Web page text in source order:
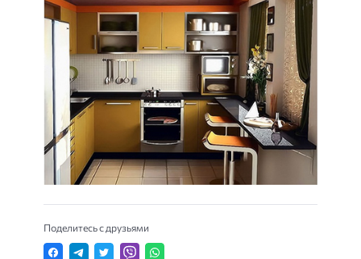
Поделитесь с друзьями